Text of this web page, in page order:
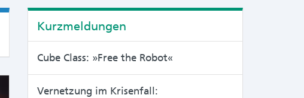
Kurzmeldungen
Cube Class: »Free the Robot«
Vernetzung im Krisenfall: